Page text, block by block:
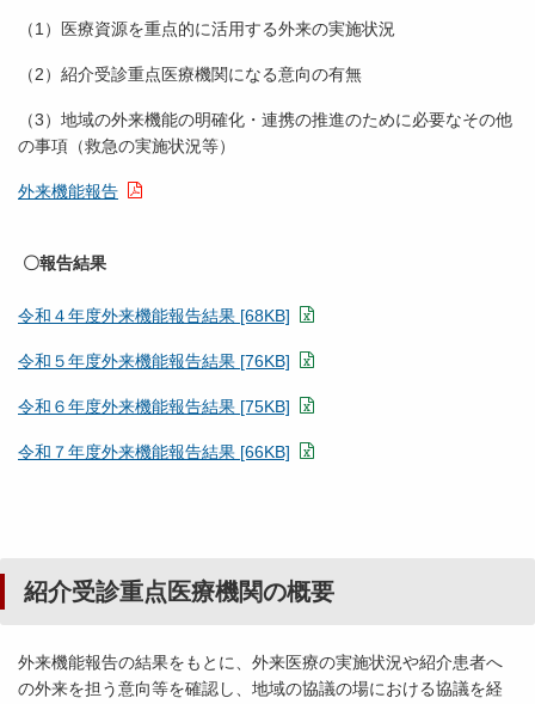
（1）医療資源を重点的に活用する外来の実施状況
（2）紹介受診重点医療機関になる意向の有無
（3）地域の外来機能の明確化・連携の推進のために必要なその他
の事項（救急の実施状況等）
外来機能報告
〇報告結果
令和４年度外来機能報告結果 [68KB]
令和５年度外来機能報告結果 [76KB]
令和６年度外来機能報告結果 [75KB]
令和７年度外来機能報告結果 [66KB]
紹介受診重点医療機関の概要
外来機能報告の結果をもとに、外来医療の実施状況や紹介患者へ
の外来を担う意向等を確認し、地域の協議の場における協議を経